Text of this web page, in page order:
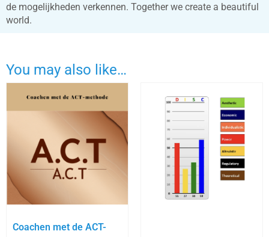
de mogelijkheden verkennen. Together we create a beautiful
world.
You may also like…
Coachen met de ACT-